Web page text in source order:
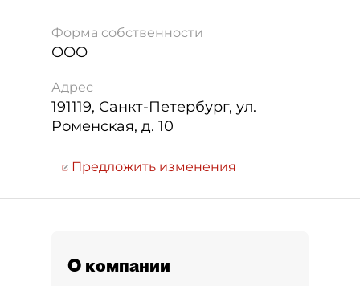
Форма собственности
ООО
Адрес
191119, Санкт-Петербург, ул.
Роменская, д. 10
Предложить изменения
О компании